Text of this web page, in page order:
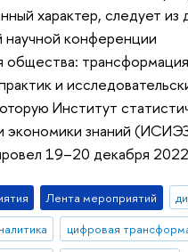
характер, следует из
научной конференции
общества: трансформация
и
Институт
экономики знаний
19–20 декабря
Лента мероприятий
цифровая